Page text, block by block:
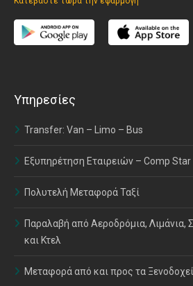
Υπηρεσίες
Transfer: Van – Limo – Bus
Εξυπηρέτηση Εταιρειών – Comp Star
Πολυτελή Μεταφορά Ταξί
Παραλαβή από Αεροδρόμια,
και Κτελ
Μεταφορά από και προς τα